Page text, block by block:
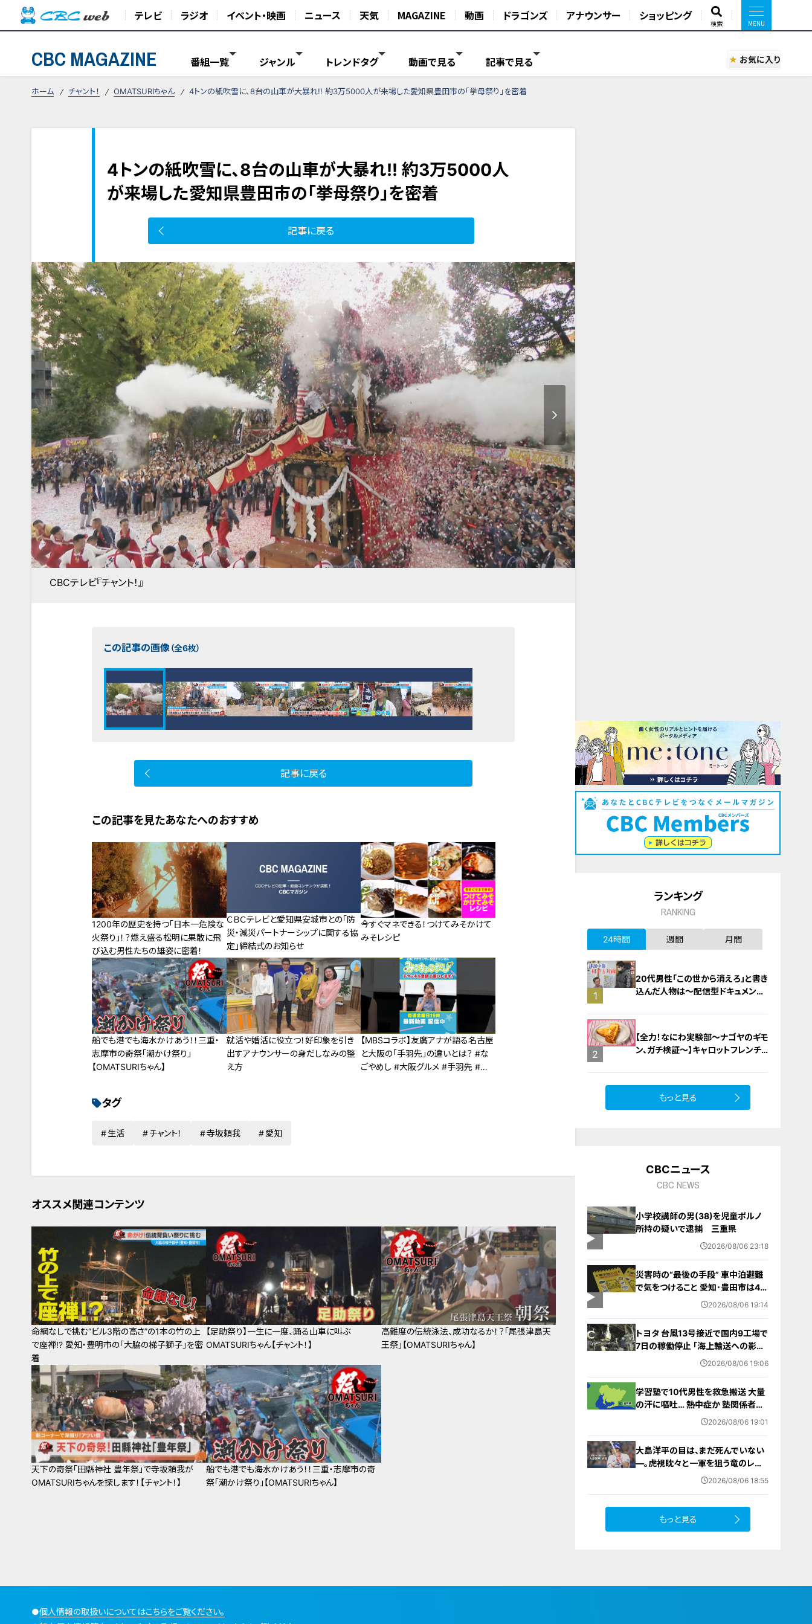
テレビ ラジオ イベント・映画 ニュース 天気 MAGAZINE 動画 ドラゴンズ アナウンサー ショッピング
検索
CBC MAGAZINE 番組一覧 ジャンル トレンドタグ 動画で見る 記事で見る お気に入り
ホーム チャント！ OMATSURIちゃん 4トンの紙吹雪に、8台の山車が大暴れ!! 約3万5000人が来場した愛知県豊田市の「挙母祭り」を密着
4トンの紙吹雪に、8台の山車が大暴れ!! 約3万5000人
が来場した愛知県豊田市の「挙母祭り」を密着
記事に戻る
CBCテレビ『チャント！』
この記事の画像（全6枚）
記事に戻る
この記事を見たあなたへのおすすめ
1200年の歴史を持つ「日本一危険な
火祭り」！？燃え盛る松明に果敢に飛
び込む男性たちの雄姿に密着！
ＣＢＣテレビと愛知県安城市との「防
災・減災パートナーシップに関する協
定」締結式のお知らせ
今すぐマネできる！つけてみそかけて
みそレシピ
船でも港でも海水かけあう！！三重・
志摩市の奇祭「潮かけ祭り」
【OMATSURIちゃん】
就活や婚活に役立つ！好印象を引き
出すアナウンサーの身だしなみの整
え方
【MBSコラボ】友廣アナが語る名古屋
と大阪の「手羽先」の違いとは？ #な
ごやめし #大阪グルメ #手羽先 #友
タグ
生活 チャント！ 寺坂頼我 愛知
オススメ関連コンテンツ
命綱なしで挑む“ビル3階の高さ”の1本の竹の上
で座禅!? 愛知・豊明市の「大脇の梯子獅子」を密
着
【足助祭り】一生に一度、踊る山車に叫ぶ
OMATSURIちゃん【チャント！】
高難度の伝統泳法、成功なるか！？「尾張津島天
王祭」【OMATSURIちゃん】
天下の奇祭「田縣神社 豊年祭」で寺坂頼我が
OMATSURIちゃんを探します！【チャント！】
船でも港でも海水かけあう！！三重・志摩市の奇
祭「潮かけ祭り」【OMATSURIちゃん】
ランキング
RANKING
24時間 週間 月間
1
20代男性「この世から消えろ」と書き
込んだ人物は～配信型ドキュメンタ
０話
2
【全力！なにわ実験部～ナゴヤのギモ
ン、ガチ検証～】キャロットフレンチ
もっと見る
CBCニュース
CBC NEWS
小学校講師の男(38)を児童ポルノ
所持の疑いで逮捕 三重県
2026/08/06 23:18
災害時の“最後の手段” 車中泊避難
で気をつけること 愛知･豊田市は4年
前からマニュアル作成 最悪の場合2026/08/06 19:14
トヨタ 台風13号接近で国内9工場で
7日の稼働停止 ｢海上輸送への影響
を踏まえ判断｣ 夏季連休明けの17日
2026/08/06 19:06
学習塾で10代男性を救急搬送 大量
の汗に嘔吐… 熱中症か 塾関係者が
消防に通報 名古屋 2026/08/06 19:01
大島洋平の目は、まだ死んでいない
―。虎視眈々と一軍を狙う竜のレジ
ェンドが明かした現状とドラゴンズ
2026/08/06 18:55
もっと見る
●個人情報の取扱いについてはこちらをご覧ください。